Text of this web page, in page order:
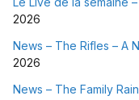
2026
News – The Rifles – A
2026
News – The Family